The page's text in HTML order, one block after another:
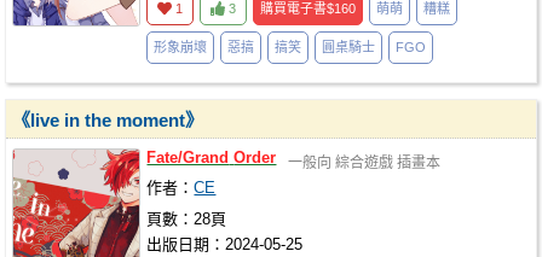
1 3 購買電子書$160 萌萌 糟糕
形象崩壞 惡搞 搞笑 圓桌騎士 FGO
《live in the moment》
Fate/Grand Order 一般向 綜合遊戲 插畫本
作者：CE
頁數：28頁
出版日期：2024-05-25